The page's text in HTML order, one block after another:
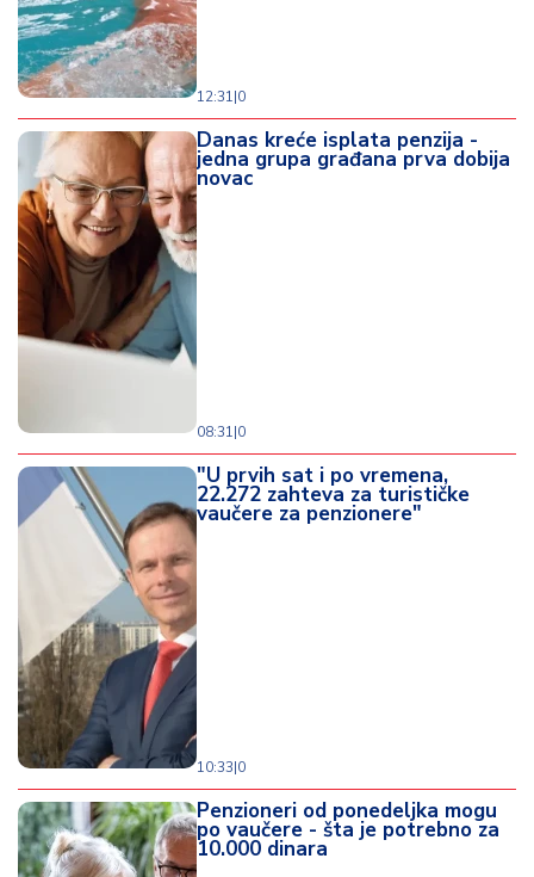
12:31|0
Danas kreće isplata penzija -
jedna grupa građana prva dobija
novac
08:31|0
"U prvih sat i po vremena,
22.272 zahteva za turističke
vaučere za penzionere"
10:33|0
Penzioneri od ponedeljka mogu
po vaučere - šta je potrebno za
10.000 dinara